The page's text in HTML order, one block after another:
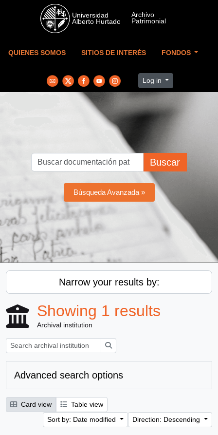
Skip to main content
QUIENES SOMOS SITIOS DE INTERÉS FONDOS
Log in
Buscar
Búsqueda Avanzada »
Narrow your results by:
Showing 1 results
Archival institution
Advanced search options
Card view
Table view
Sort by: Date modified
Direction: Descending